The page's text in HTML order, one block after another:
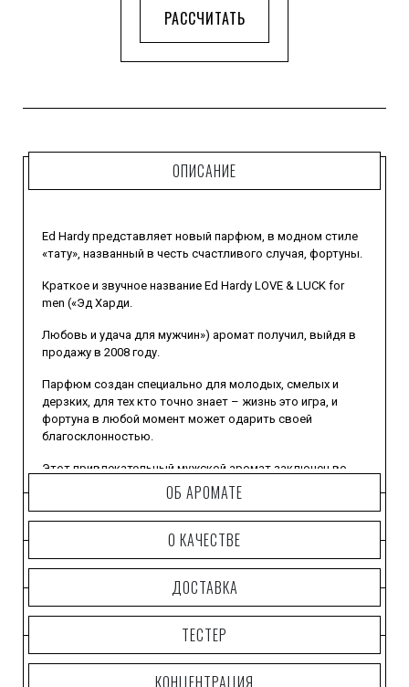
РАССЧИТАТЬ
ОПИСАНИЕ
Ed Hardy представляет новый парфюм, в модном стиле
«тату», названный в честь счастливого случая, фортуны.
Краткое и звучное название Ed Hardy LOVE & LUCK for
men («Эд Харди.
Любовь и удача для мужчин») аромат получил, выйдя в
продажу в 2008 году.
Парфюм создан специально для молодых, смелых и
дерзких, для тех кто точно знает – жизнь это игра, и
фортуна в любой момент может одарить своей
благосклонностью.
Этот привлекательный мужской аромат заключен во
флакончик цилиндрической формы, украшенный
красочным, броским рисунком в виде татуировки.
Этот аромат немного напоминает своим характером
DAGGERS, хоть несколько отличается дизайном
упаковки и звучанием аромата.
Неповторимая парфюмерная композиция порадует
роскошным созвучием различных нот и ароматов.
Парфюмерная композиция состоит из нот абсента,
ОБ АРОМАТЕ
О КАЧЕСТВЕ
ДОСТАВКА
ТЕСТЕР
КОНЦЕНТРАЦИЯ